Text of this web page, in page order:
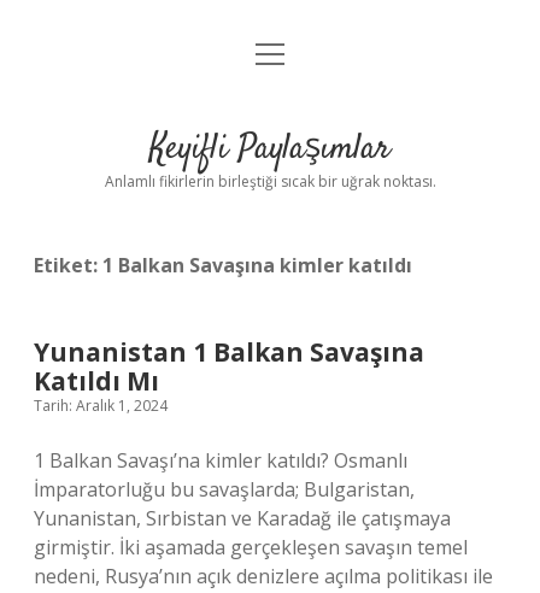
Anasayfa
Yasal Uyarı
menüyü
Keyifli Paylaşımlar
Anlamlı fikirlerin birleştiği sıcak bir uğrak noktası.
Etiket: 1 Balkan Savaşına kimler katıldı
Yunanistan 1 Balkan Savaşına
Katıldı Mı
Tarih: Aralık 1, 2024
1 Balkan Savaşı’na kimler katıldı? Osmanlı
İmparatorluğu bu savaşlarda; Bulgaristan,
Yunanistan, Sırbistan ve Karadağ ile çatışmaya
girmiştir. İki aşamada gerçekleşen savaşın temel
nedeni, Rusya’nın açık denizlere açılma politikası ile